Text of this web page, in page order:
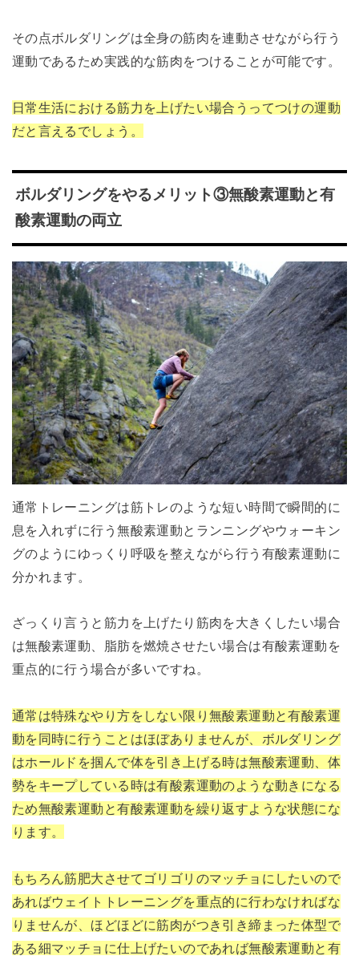
その点ボルダリングは全身の筋肉を連動させながら行う
運動であるため実践的な筋肉をつけることが可能です。
日常生活における筋力を上げたい場合うってつけの運動
だと言えるでしょう。
ボルダリングをやるメリット③無酸素運動と有
酸素運動の両立
通常トレーニングは筋トレのような短い時間で瞬間的に
息を入れずに行う無酸素運動とランニングやウォーキン
グのようにゆっくり呼吸を整えながら行う有酸素運動に
分かれます。
ざっくり言うと筋力を上げたり筋肉を大きくしたい場合
は無酸素運動、脂肪を燃焼させたい場合は有酸素運動を
重点的に行う場合が多いですね。
通常は特殊なやり方をしない限り無酸素運動と有酸素運
動を同時に行うことはほぼありませんが、ボルダリング
はホールドを掴んで体を引き上げる時は無酸素運動、体
勢をキープしている時は有酸素運動のような動きになる
ため無酸素運動と有酸素運動を繰り返すような状態にな
ります。
もちろん筋肥大させてゴリゴリのマッチョにしたいので
あればウェイトトレーニングを重点的に行わなければな
りませんが、ほどほどに筋肉がつき引き締まった体型で
ある細マッチョに仕上げたいのであれば無酸素運動と有